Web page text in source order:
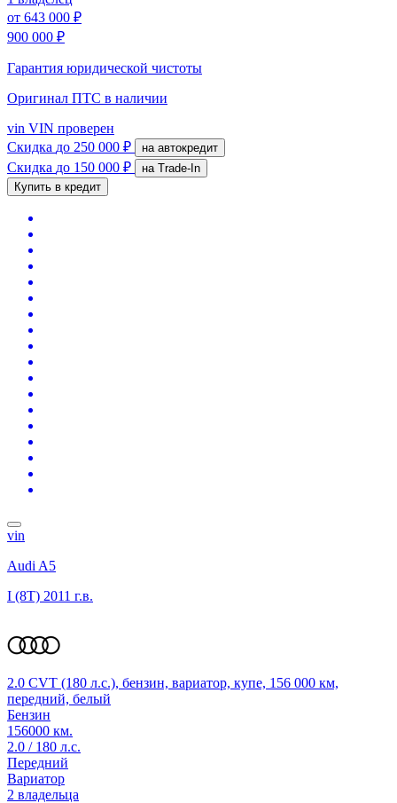
от 643 000 ₽
900 000 ₽
Гарантия юридической чистоты
Оригинал ПТС в наличии
vin VIN проверен
Скидка до 250 000 ₽ на автокредит
Скидка до 150 000 ₽
на Trade-In
Купить в кредит
vin
Audi A5
I (8T) 2011 г.в.
2.0 CVT (180 л.с.), бензин, вариатор, купе, 156 000 км,
передний, белый
Бензин
156000 км.
2.0 / 180 л.с.
Передний
Вариатор
2 владельца